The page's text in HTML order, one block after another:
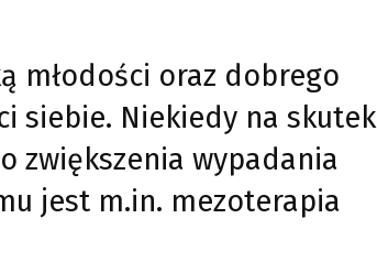
młodości oraz dobrego
siebie. Niekiedy na skutek
zwiększenia wypadania
jest m.in. mezoterapia